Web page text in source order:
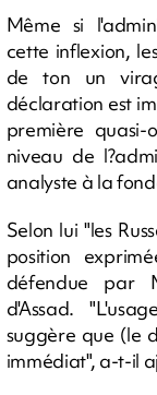
Même si
cette inflexion,
de ton un
déclaration est
première
niveau de
analyste à la
Selon lui "les
position
défendue par
d'Assad.
suggère que (le
immédiat", a-t-il